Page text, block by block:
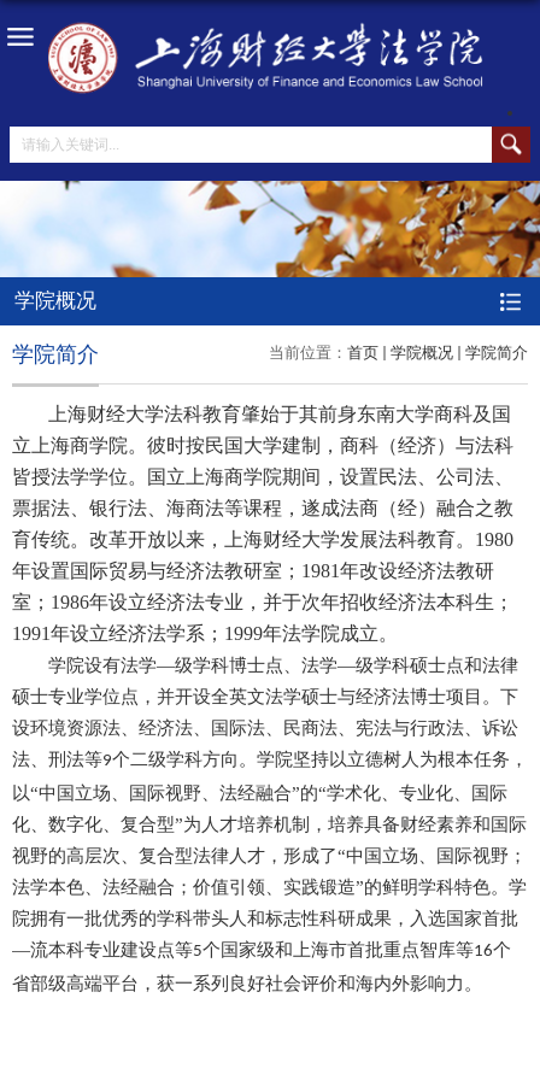
学院概况
当前位置： 首页 学院概况 学院简介
学院简介
上海财经大学法科教育肇始于其前身东南大学商科及国
立上海商学院。彼时按民国大学建制，商科（经济）与法科
皆授法学学位。国立上海商学院期间，设置民法、公司法、
票据法、银行法、海商法等课程，遂成法商（经）融合之教
育传统。改革开放以来，上海财经大学发展法科教育。1980
年设置国际贸易与经济法教研室；1981年改设经济法教研
室；1986年设立经济法专业，并于次年招收经济法本科生；
1991年设立经济法学系；1999年法学院成立。
学院设有法学—级学科博士点、法学—级学科硕士点和法律
硕士专业学位点，并开设全英文法学硕士与经济法博士项目。下
设环境资源法、经济法、国际法、民商法、宪法与行政法、诉讼
法、刑法等9个二级学科方向。学院坚持以立德树人为根本任务，
以“中国立场、国际视野、法经融合”的“学术化、专业化、国际
化、数字化、复合型”为人才培养机制，培养具备财经素养和国际
视野的高层次、复合型法律人才，形成了“中国立场、国际视野；
法学本色、法经融合；价值引领、实践锻造”的鲜明学科特色。学
院拥有一批优秀的学科带头人和标志性科研成果，入选国家首批
—流本科专业建设点等5个国家级和上海市首批重点智库等16个
省部级高端平台，获一系列良好社会评价和海内外影响力。